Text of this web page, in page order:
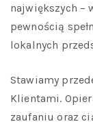
największych –
pewnością
lokalnych
Stawiamy
Klientami.
zaufaniu oraz